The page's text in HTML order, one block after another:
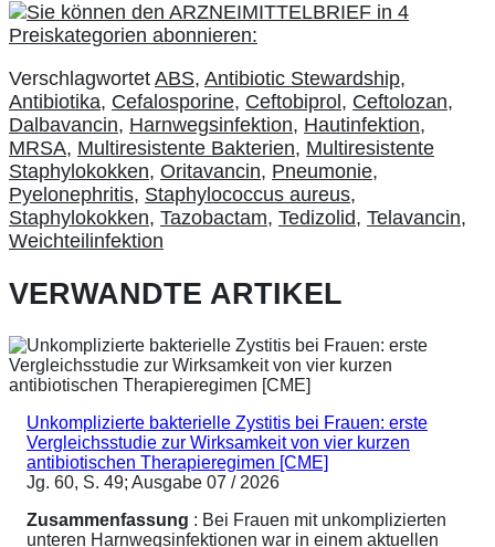
Verschlagwortet ABS, Antibiotic Stewardship,
Antibiotika, Cefalosporine, Ceftobiprol, Ceftolozan,
Dalbavancin, Harnwegsinfektion, Hautinfektion,
MRSA, Multiresistente Bakterien, Multiresistente
Staphylokokken, Oritavancin, Pneumonie,
Pyelonephritis, Staphylococcus aureus,
Staphylokokken, Tazobactam, Tedizolid, Telavancin,
Weichteilinfektion
VERWANDTE ARTIKEL
Unkomplizierte bakterielle Zystitis bei Frauen: erste
Vergleichsstudie zur Wirksamkeit von vier kurzen
antibiotischen Therapieregimen [CME]
Jg. 60, S. 49; Ausgabe 07 / 2026
Zusammenfassung : Bei Frauen mit unkomplizierten
unteren Harnwegsinfektionen war in einem aktuellen